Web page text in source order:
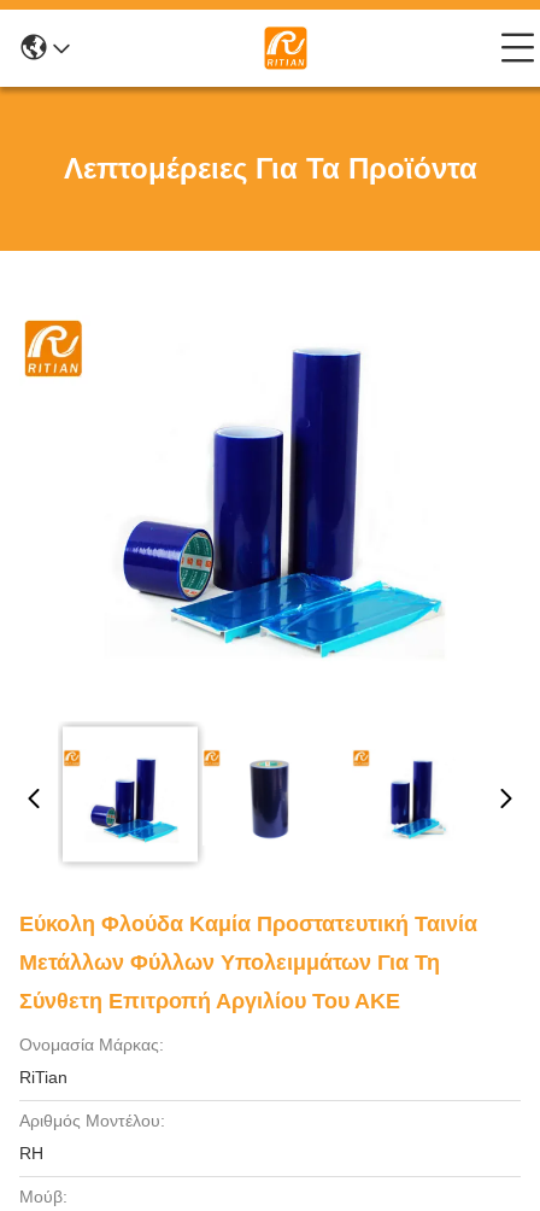
Λεπτομέρειες Για Τα Προϊόντα
Εύκολη Φλούδα Καμία Προστατευτική Ταινία
Μετάλλων Φύλλων Υπολειμμάτων Για Τη
Σύνθετη Επιτροπή Αργιλίου Του ΑΚΕ
Ονομασία Μάρκας:
RiTian
Αριθμός Μοντέλου:
RH
Μούβ: